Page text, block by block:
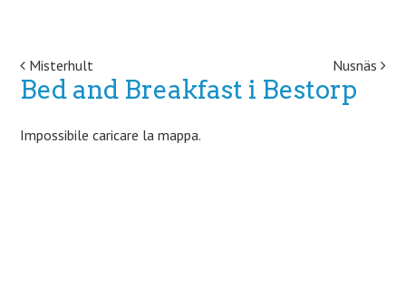
Post navigation
Misterhult Nusnäs
Bed and Breakfast i Bestorp
Impossibile caricare la mappa.